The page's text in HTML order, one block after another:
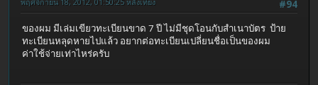
#94
ของผม มีเล่มเขียวทะเบียนขาด 7 ปี ไม่มีชุดโอนกับสำเนาบัตร ป้าย
ทะเบียนหลุดหายไปแล้ว อยากต่อทะเบียนเปลี่ยนชื่อเป็นของผม
ค่าใช้จ่ายเท่าไหร่ครับ